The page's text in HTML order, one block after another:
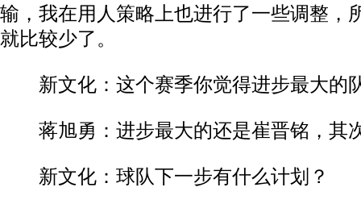
输，我在用人策略上也进行了一些调整，
就比较少了。
新文化：这个赛季你觉得进步最大的
蒋旭勇：进步最大的还是崔晋铭，其
新文化：球队下一步有什么计划？